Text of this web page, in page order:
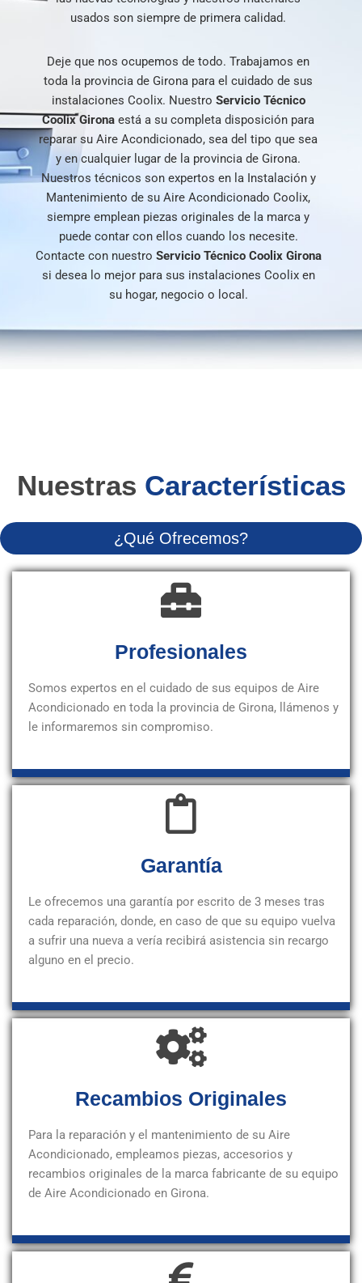
usados son siempre de primera calidad.
Deje que nos ocupemos de todo. Trabajamos en
toda la provincia de Girona para el cuidado de sus
instalaciones Coolix. Nuestro Servicio Técnico
Coolix Girona está a su completa disposición para
reparar su Aire Acondicionado, sea del tipo que sea
y en cualquier lugar de la provincia de Girona.
Nuestros técnicos son expertos en la Instalación y
Mantenimiento de su Aire Acondicionado Coolix,
siempre emplean piezas originales de la marca y
puede contar con ellos cuando los necesite.
Contacte con nuestro Servicio Técnico Coolix Girona
si desea lo mejor para sus instalaciones Coolix en
su hogar, negocio o local.
Nuestras Características
¿Qué Ofrecemos?
Profesionales
Somos expertos en el cuidado de sus equipos de Aire
Acondicionado en toda la provincia de Girona, llámenos y
le informaremos sin compromiso.
Garantía
Le ofrecemos una garantía por escrito de 3 meses tras
cada reparación, donde, en caso de que su equipo vuelva
a sufrir una nueva a vería recibirá asistencia sin recargo
alguno en el precio.
Recambios Originales
Para la reparación y el mantenimiento de su Aire
Acondicionado, empleamos piezas, accesorios y
recambios originales de la marca fabricante de su equipo
de Aire Acondicionado en Girona.